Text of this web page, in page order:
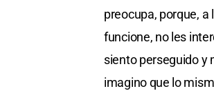
preocupa, porque, a
funcione, no les
siento perseguido y
imagino que lo